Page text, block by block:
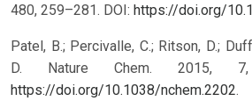
480, 259–281. DOI: https://doi.org/
Patel, B.; Percivalle, C.; Ritson, D.;
D. Nature Chem. 2015, 7,
https://doi.org/10.1038/nchem.2202.